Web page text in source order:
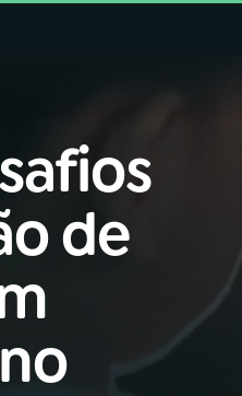
de